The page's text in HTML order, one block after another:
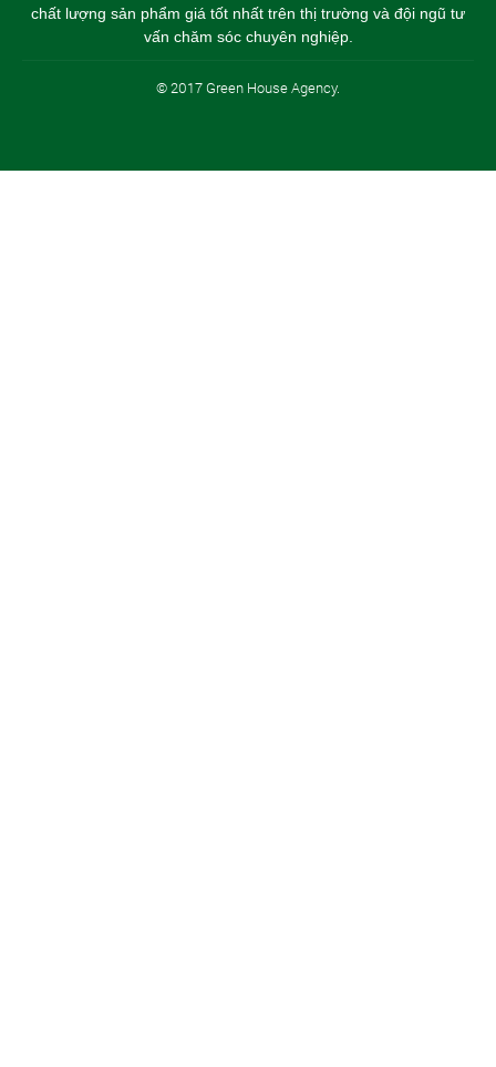
chất lượng sản phẩm giá tốt nhất trên thị trường và đội ngũ tư
vấn chăm sóc chuyên nghiệp.
© 2017 Green House Agency.